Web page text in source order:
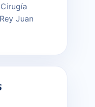
Juan